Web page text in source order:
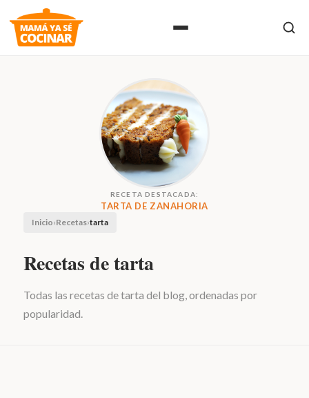
RECETA DESTACADA:
TARTA DE ZANAHORIA
Inicio›Recetas›tarta
Recetas de tarta
Todas las recetas de tarta del blog, ordenadas por
popularidad.